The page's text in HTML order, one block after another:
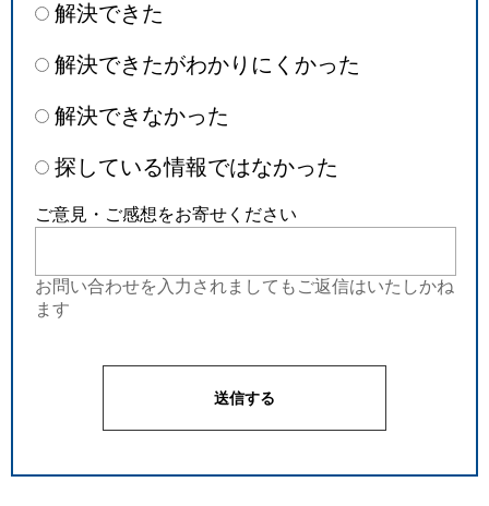
解決できた
解決できたがわかりにくかった
解決できなかった
探している情報ではなかった
ご意見・ご感想をお寄せください
お問い合わせを入力されましてもご返信はいたしかね
ます